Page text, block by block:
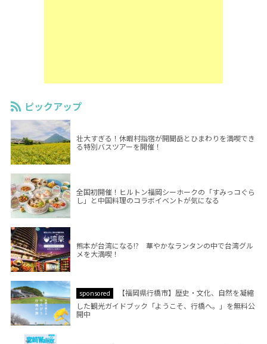
ピックアップ
壮大すぎる！休暇村指宿が開聞岳とひまわりを満喫でき
る特別バスツアーを開催！
全国初開催！ヒルトン福岡シーホークの「すみっコぐら
し」と中国料理のコラボイベントが気になる
熊本が台湾になる!? 華やかなランタンの中で台湾グル
メを大満喫！
sponsored
【福岡県行橋市】歴史・文化、自然を凝縮
した観光ガイドブック「ようこそ、行橋へ。」を無料公
開中